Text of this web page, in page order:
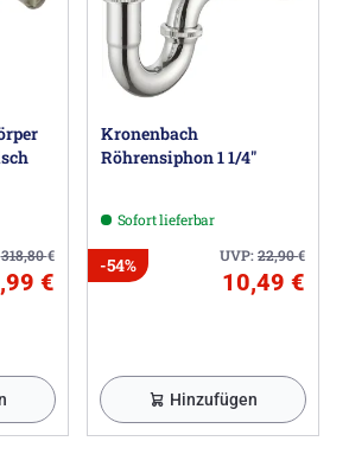
318,80€
€
Kronenbach
Röhrensiphon 1 1/4"
Sofort lieferbar
UVP:22,90€
-54%
10,49 €
Hinzufügen